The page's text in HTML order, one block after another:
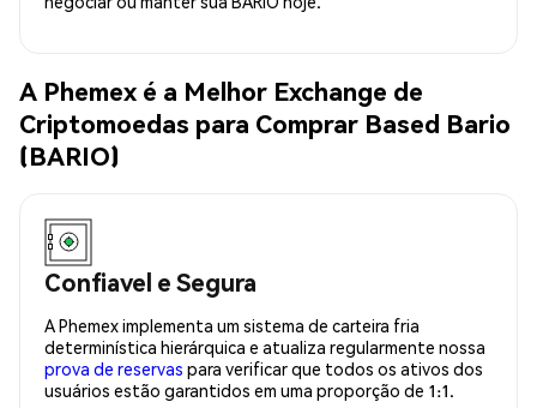
A Phemex é a Melhor Exchange de
Criptomoedas para Comprar Based Bario
(BARIO)
Confiavel e Segura
A Phemex implementa um sistema de carteira fria
determinística hierárquica e atualiza regularmente nossa
prova de reservas para verificar que todos os ativos dos
usuários estão garantidos em uma proporção de 1:1.